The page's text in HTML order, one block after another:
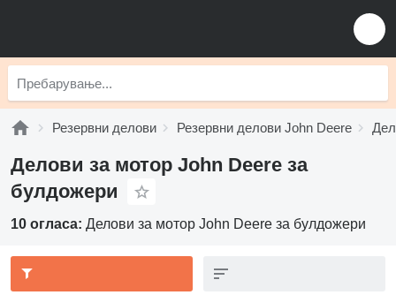
Резервни делови Резервни делови John Deere
Делови за мотор John Deere за
булдожери
10 огласа: Делови за мотор John Deere за булдожери